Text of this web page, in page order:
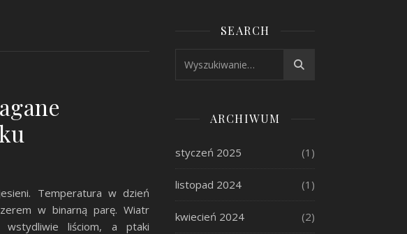
Temperatura w dzień
w binarną parę. Wiatr
wstydliwie liściom, a ptaki
SEARCH
ARCHIWUM
styczeń 2025 (1)
listopad 2024 (1)
kwiecień 2024 (2)